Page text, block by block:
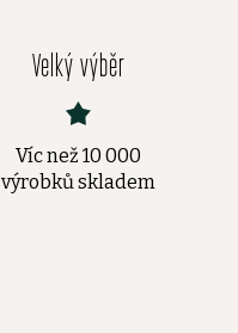
Velký výběr
Víc než 10 000
výrobků skladem